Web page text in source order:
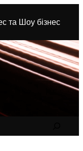
та Шоу бізнес